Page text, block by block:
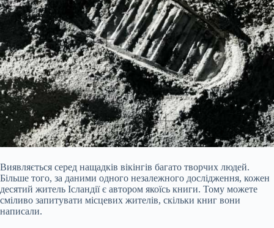
Виявляється серед нащадків вікінгів багато творчих людей.
Більше того, за даними одного незалежного дослідження, кожен
десятий житель Ісландії є автором якоїсь книги. Тому можете
сміливо запитувати місцевих жителів, скільки книг вони
написали.